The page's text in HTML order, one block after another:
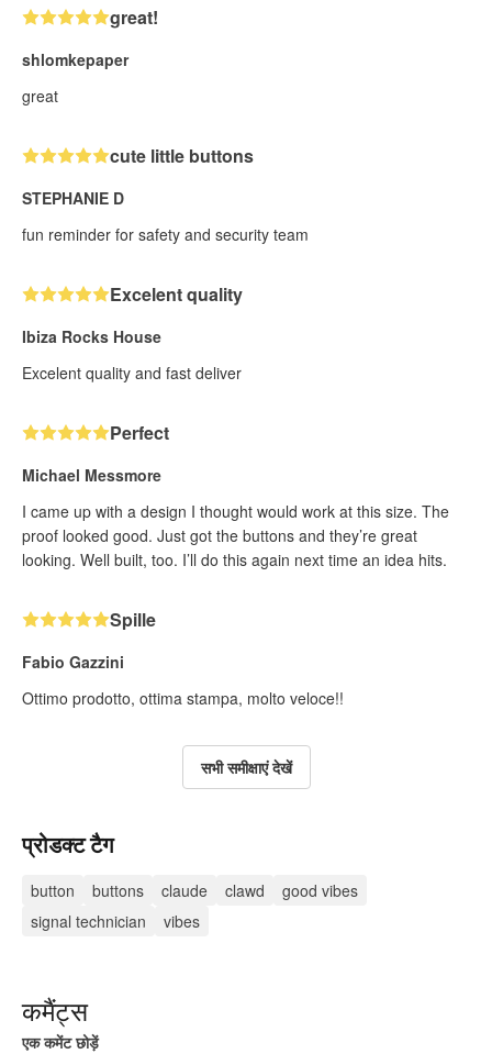
great!
shlomkepaper
great
cute little buttons
STEPHANIE D
fun reminder for safety and security team
Excelent quality
Ibiza Rocks House
Excelent quality and fast deliver
Perfect
Michael Messmore
I came up with a design I thought would work at this size. The
proof looked good. Just got the buttons and they’re great
looking. Well built, too. I’ll do this again next time an idea hits.
Spille
Fabio Gazzini
Ottimo prodotto, ottima stampa, molto veloce!!
सभी समीक्षाएं देखें
प्रोडक्ट टैग
button buttons claude clawd
good vibes
signal technician
vibes
कमैंट्स
एक कमेंट छोड़ें